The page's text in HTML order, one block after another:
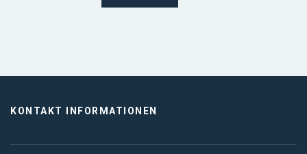
KONTAKT INFORMATIONEN